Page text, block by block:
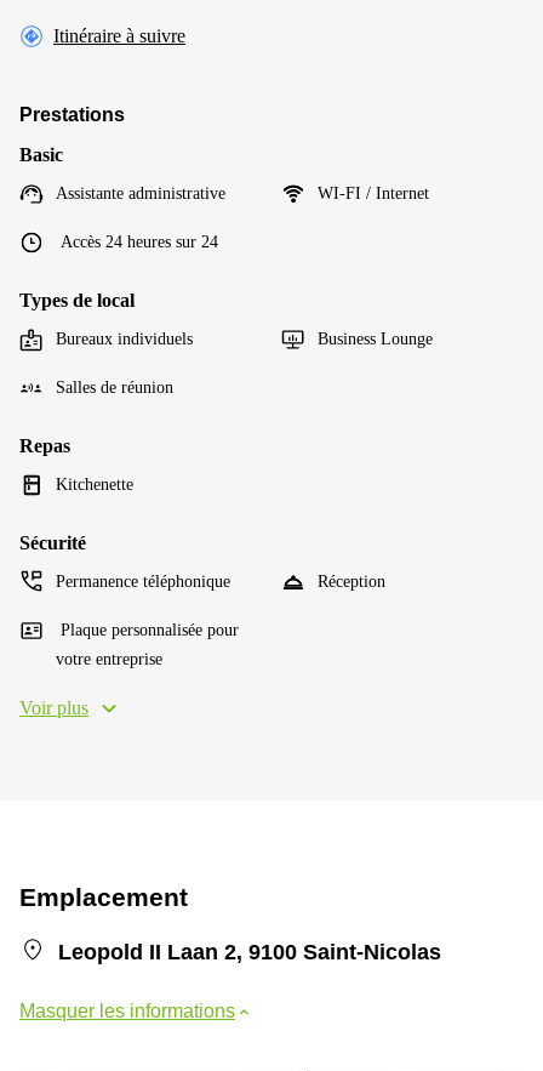
Itinéraire à suivre
Prestations
Basic
Assistante administrative WI-FI / Internet
Accès 24 heures sur 24
Types de local
Bureaux individuels Business Lounge
Salles de réunion
Repas
Kitchenette
Sécurité
Permanence téléphonique Réception
Plaque personnalisée pour
votre entreprise
Voir plus
Emplacement
Leopold II Laan 2, 9100 Saint-Nicolas
Masquer les informations